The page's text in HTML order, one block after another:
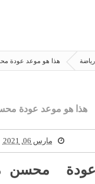
رياضة هذا هو موعد عودة
هذا هو موعد عودة
مارس 06, 2021
محسن